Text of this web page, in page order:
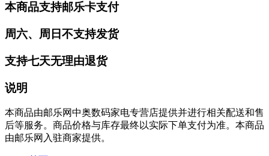
本商品支持邮乐卡支付
周六、周日不支持发货
支持七天无理由退货
说明
本商品由邮乐网中奥数码家电专营店提供并进行相关配送和售
后等服务。商品价格与库存最终以实际下单支付为准。本商品
由邮乐网入驻商家提供。